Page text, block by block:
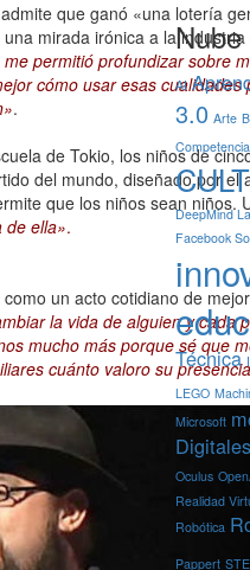
que ganó «una lotería
mirada irónica a la
permitió profundizar sobre
cómo usar esas cualidades
.
de Tokio, los niños de
del mundo, diseñado por el
que los niños sean niños.
de ella».
un acto cotidiano de
la vida de alguien y cada
mucho más porque sé que
cuánto valoro su
Nube
AI
3.0 Arte
DeepMind
Facebook
Técnica
LEGO
Microsoft
Digitales
Oculus
Realidad
Robótica
Pappert